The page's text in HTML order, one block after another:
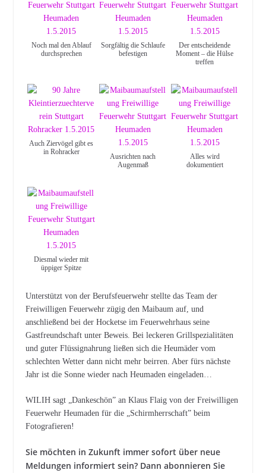
Noch mal den Ablauf
durchsprechen
Sorgfältig die Schlaufe
befestigen
Der entscheidende
Moment – die Hülse
treffen
Auch Ziervögel gibt es
in Rohracker
Ausrichten nach
Augenmaß
Alles wird
dokumentiert
Diesmal wieder mit
üppiger Spitze
Unterstützt von der Berufsfeuerwehr stellte das Team der
Freiwilligen Feuerwehr zügig den Maibaum auf, und
anschließend bei der Hocketse im Feuerwehrhaus seine
Gastfreundschaft unter Beweis. Bei leckeren Grillspezialitäten
und guter Flüssignahrung ließen sich die Heumäder vom
schlechten Wetter dann nicht mehr beirren. Aber fürs nächste
Jahr ist die Sonne wieder nach Heumaden eingeladen…
WILIH sagt „Dankeschön” an Klaus Flaig von der Freiwilligen
Feuerwehr Heumaden für die „Schirmherrschaft” beim
Fotografieren!
Sie möchten in Zukunft immer sofort über neue
Meldungen informiert sein? Dann abonnieren Sie